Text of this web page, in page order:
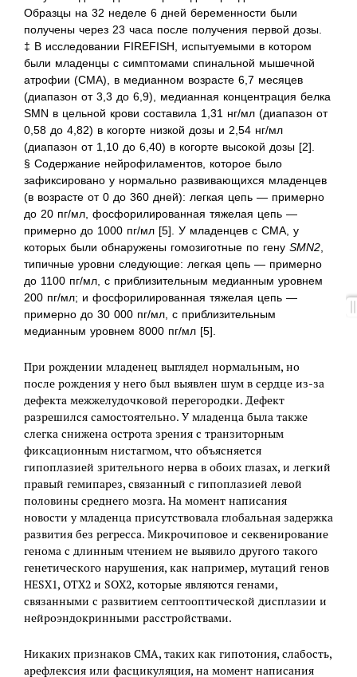
Образцы на 32 неделе 6 дней беременности были
получены через 23 часа после получения первой дозы.
‡ В исследовании FIREFISH, испытуемыми в котором
были младенцы с симптомами спинальной мышечной
атрофии (СМА), в медианном возрасте 6,7 месяцев
(диапазон от 3,3 до 6,9), медианная концентрация белка
SMN в цельной крови составила 1,31 нг/мл (диапазон от
0,58 до 4,82) в когорте низкой дозы и 2,54 нг/мл
(диапазон от 1,10 до 6,40) в когорте высокой дозы [2].
§ Содержание нейрофиламентов, которое было
зафиксировано у нормально развивающихся младенцев
(в возрасте от 0 до 360 дней): легкая цепь — примерно
до 20 пг/мл, фосфорилированная тяжелая цепь —
примерно до 1000 пг/мл [5]. У младенцев с СМА, у
которых были обнаружены гомозиготные по гену SMN2,
типичные уровни следующие: легкая цепь — примерно
до 1100 пг/мл, с приблизительным медианным уровнем
200 пг/мл; и фосфорилированная тяжелая цепь —
примерно до 30 000 пг/мл, с приблизительным
медианным уровнем 8000 пг/мл [5].
При рождении младенец выглядел нормальным, но
после рождения у него был выявлен шум в сердце из-за
дефекта межжелудочковой перегородки. Дефект
разрешился самостоятельно. У младенца была также
слегка снижена острота зрения с транзиторным
фиксационным нистагмом, что объясняется
гипоплазией зрительного нерва в обоих глазах, и легкий
правый гемипарез, связанный с гипоплазией левой
половины среднего мозга. На момент написания
новости у младенца присутствовала глобальная задержка
развития без регресса. Микрочиповое и секвенирование
генома с длинным чтением не выявило другого такого
генетического нарушения, как например, мутаций генов
HESX1, OTX2 и SOX2, которые являются генами,
связанными с развитием септооптической дисплазии и
нейроэндокринными расстройствами.
Никаких признаков СМА, таких как гипотония, слабость,
арефлексия или фасцикуляция, на момент написания